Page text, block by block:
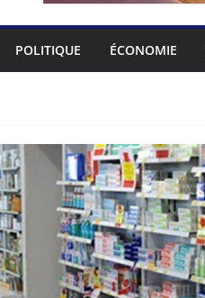
POLITIQUE ÉCONOMIE